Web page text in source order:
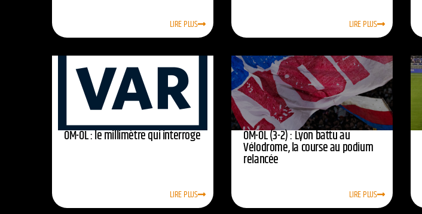
LIRE PLUS LIRE PLUS
OM-OL : le millimètre qui interroge
LIRE PLUS
OM-OL (3-2) : Lyon battu au
Vélodrome, la course au podium
relancée
LIRE PLUS